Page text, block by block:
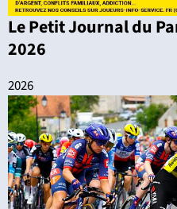
Le Petit Journal du
2026
2026